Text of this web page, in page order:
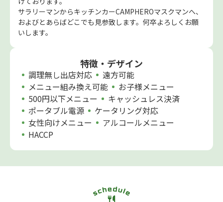
サラリーマンからキッチンカーCAMPHEROマスクマンへ、
およびとあらばどこでも見参致します。何卒よろしくお願
いします。
特徴・デザイン
調理無し出店対応
遠方可能
メニュー組み換え可能
お子様メニュー
500円以下メニュー
キャッシュレス決済
ポータブル電源
ケータリング対応
女性向けメニュー
アルコールメニュー
HACCP